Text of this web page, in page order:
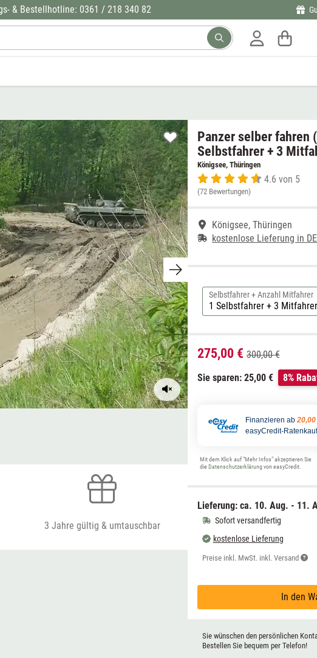
& Bestellhotline: 0361 / 218 340 82
3 Jahre gültig & umtauschbar
Panzer selber fahren
Selbstfahrer + 3
Königsee, Thüringen
4.6 von 5
(72 Bewertungen)
Königsee, Thüringen
kostenlose Lieferung in DE
Selbstfahrer + Anzahl Mitfahrer
275,00 €300,00 €
Sie sparen: 25,00 €
8%
Finanzieren ab
easyCredit-
Mit dem Klick auf "Mehr Infos" akzeptieren Sie
dieDatenschutzerklärungvon easyCredit.
Lieferung: ca. 10. Aug. - 11.
Sofort versandfertig
kostenlose Lieferung
Preise inkl. MwSt. inkl. Versand
In den
Sie wünschen den persönlichen
Bestellen Sie bequem per Telefon!